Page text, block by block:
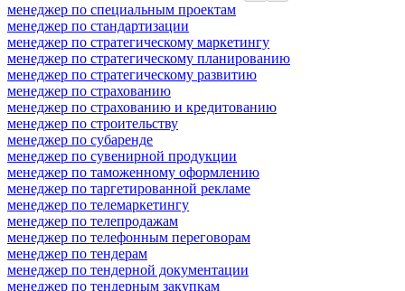
менеджер по специальным проектам
менеджер по стандартизации
менеджер по стратегическому маркетингу
менеджер по стратегическому планированию
менеджер по стратегическому развитию
менеджер по страхованию
менеджер по страхованию и кредитованию
менеджер по строительству
менеджер по субаренде
менеджер по сувенирной продукции
менеджер по таможенному оформлению
менеджер по таргетированной рекламе
менеджер по телемаркетингу
менеджер по телепродажам
менеджер по телефонным переговорам
менеджер по тендерам
менеджер по тендерной документации
менеджер по тендерным закупкам